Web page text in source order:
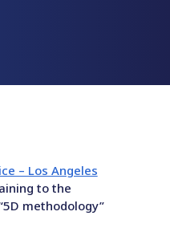
– Los Angeles
to the
methodology”